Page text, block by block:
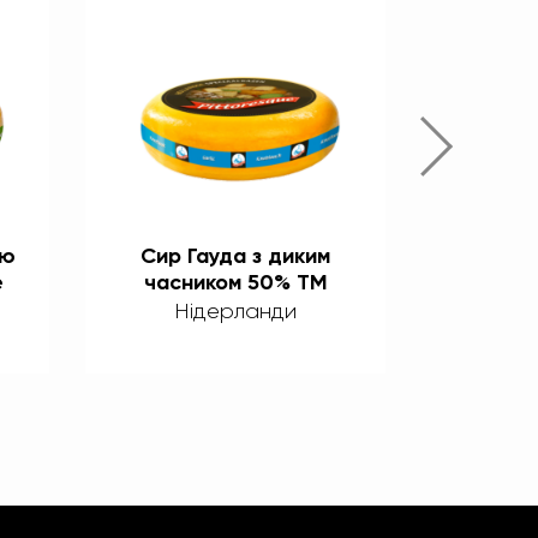
Сир Гауда з диким
часником 50% TM
Pittoresque
Нідерланди